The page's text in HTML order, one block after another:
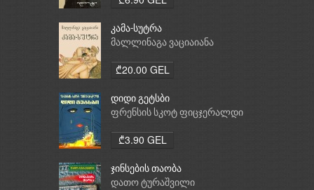
კამა-სუტრა
მალლინაგა ვაციაიანა
₾20.00 GEL
დიდი გეტსბი
ფრენსის სკოტ ფიცჯერალდი
₾3.90 GEL
ჯინსების თაობა
დათო ტურაშვილი